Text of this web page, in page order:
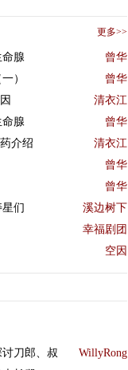
更多>>
命腺 曾华
） 曾华
清衣江
命腺 曾华
介绍 清衣江
曾华
曾华
们 溪边树下
幸福剧团
空因
刀郎、叔 WillyRong